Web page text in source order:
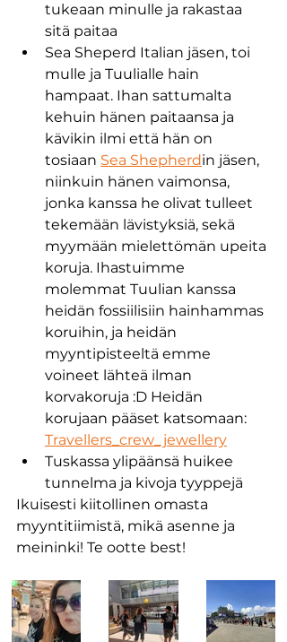
tukeaan minulle ja rakastaa
sitä paitaa
Sea Sheperd Italian jäsen, toi
mulle ja Tuulialle hain
hampaat. Ihan sattumalta
kehuin hänen paitaansa ja
kävikin ilmi että hän on
tosiaan Sea Shepherdin jäsen,
niinkuin hänen vaimonsa,
jonka kanssa he olivat tulleet
tekemään lävistyksiä, sekä
myymään mielettömän upeita
koruja. Ihastuimme
molemmat Tuulian kanssa
heidän fossiilisiin hainhammas
koruihin, ja heidän
myyntipisteeltä emme
voineet lähteä ilman
korvakoruja :D Heidän
korujaan pääset katsomaan:
Travellers_crew_jewellery
Tuskassa ylipäänsä huikee
tunnelma ja kivoja tyyppejä
Ikuisesti kiitollinen omasta
myyntitiimistä, mikä asenne ja
meininki! Te ootte best!